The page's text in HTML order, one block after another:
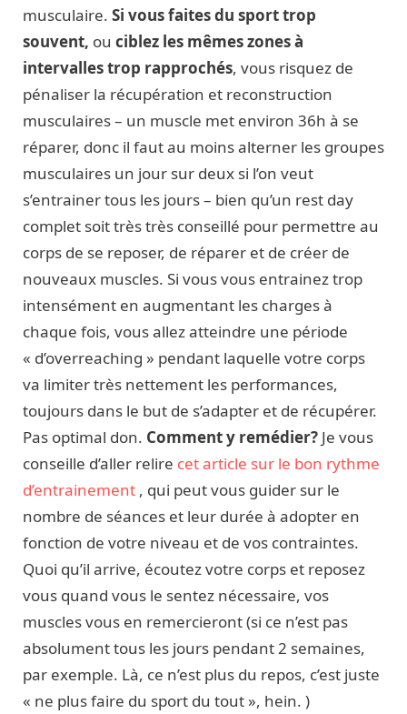
musculaire. Si vous faites du sport trop
souvent, ou ciblez les mêmes zones à
intervalles trop rapprochés, vous risquez de
pénaliser la récupération et reconstruction
musculaires – un muscle met environ 36h à se
réparer, donc il faut au moins alterner les groupes
musculaires un jour sur deux si l’on veut
s’entrainer tous les jours – bien qu’un rest day
complet soit très très conseillé pour permettre au
corps de se reposer, de réparer et de créer de
nouveaux muscles. Si vous vous entrainez trop
intensément en augmentant les charges à
chaque fois, vous allez atteindre une période
« d’overreaching » pendant laquelle votre corps
va limiter très nettement les performances,
toujours dans le but de s’adapter et de récupérer.
Pas optimal don. Comment y remédier? Je vous
conseille d’aller relire cet article sur le bon rythme
d’entrainement , qui peut vous guider sur le
nombre de séances et leur durée à adopter en
fonction de votre niveau et de vos contraintes.
Quoi qu’il arrive, écoutez votre corps et reposez
vous quand vous le sentez nécessaire, vos
muscles vous en remercieront (si ce n’est pas
absolument tous les jours pendant 2 semaines,
par exemple. Là, ce n’est plus du repos, c’est juste
« ne plus faire du sport du tout », hein. )